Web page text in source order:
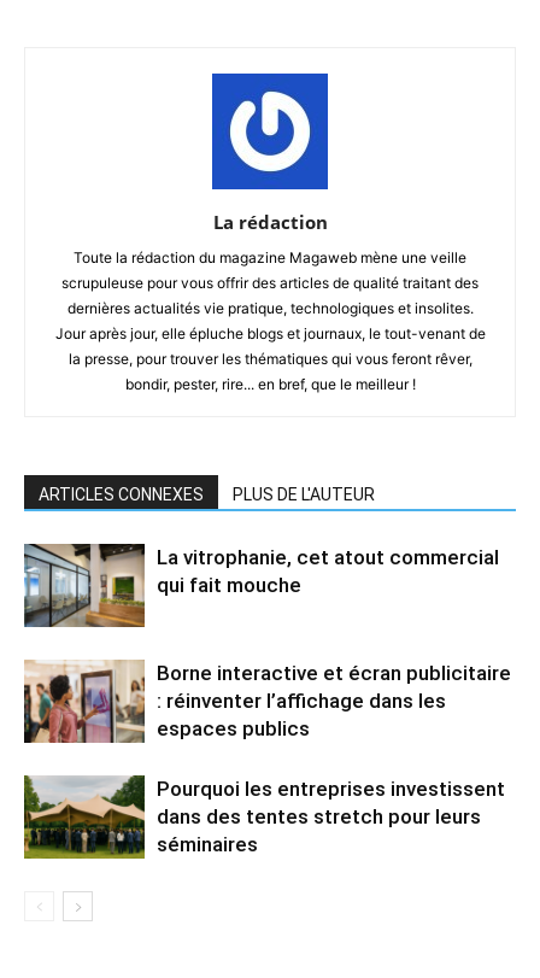
La rédaction
Toute la rédaction du magazine Magaweb mène une veille
scrupuleuse pour vous offrir des articles de qualité traitant des
dernières actualités vie pratique, technologiques et insolites.
Jour après jour, elle épluche blogs et journaux, le tout-venant de
la presse, pour trouver les thématiques qui vous feront rêver,
bondir, pester, rire... en bref, que le meilleur !
ARTICLES CONNEXES PLUS DE L'AUTEUR
La vitrophanie, cet atout commercial
qui fait mouche
Borne interactive et écran publicitaire
: réinventer l’affichage dans les
espaces publics
Pourquoi les entreprises investissent
dans des tentes stretch pour leurs
séminaires